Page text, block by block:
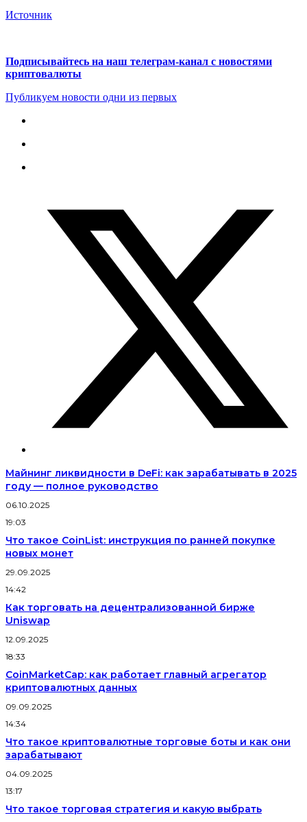
Источник
Подписывайтесь на наш телеграм-канал с новостями
криптовалюты
Публикуем новости одни из первых
Майнинг ликвидности в DeFi: как зарабатывать в 2025
году — полное руководство
06.10.2025
19:03
Что такое CoinList: инструкция по ранней покупке
новых монет
29.09.2025
14:42
Как торговать на децентрализованной бирже
Uniswap
12.09.2025
18:33
CoinMarketCap: как работает главный агрегатор
криптовалютных данных
09.09.2025
14:34
Что такое криптовалютные торговые боты и как они
зарабатывают
04.09.2025
13:17
Что такое торговая стратегия и какую выбрать